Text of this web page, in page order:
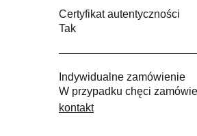
Certyfikat autentyczności
Tak
Indywidualne zamówienie
W przypadku chęci
kontakt